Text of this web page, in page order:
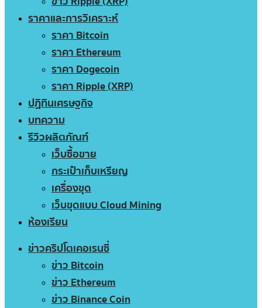
ราคาและการวิเคราะห์
ราคา Bitcoin
ราคา Ethereum
ราคา Dogecoin
ราคา Ripple (XRP)
ปฏิทินเศรษฐกิจ
บทความ
รีวิวผลิตภัณฑ์
เว็บซื้อขาย
กระเป๋าเก็บเหรียญ
เครื่องขุด
เว็บขุดแบบ Cloud Mining
ห้องเรียน
ข่าวคริปโตเคอเรนซี่
ข่าว Bitcoin
ข่าว Ethereum
ข่าว Binance Coin